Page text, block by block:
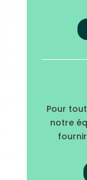
Pour
notre